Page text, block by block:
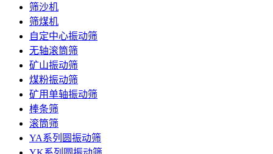
筛沙机
筛煤机
自定中心振动筛
无轴滚筒筛
矿山振动筛
煤粉振动筛
矿用单轴振动筛
棒条筛
滚筒筛
YA系列圆振动筛